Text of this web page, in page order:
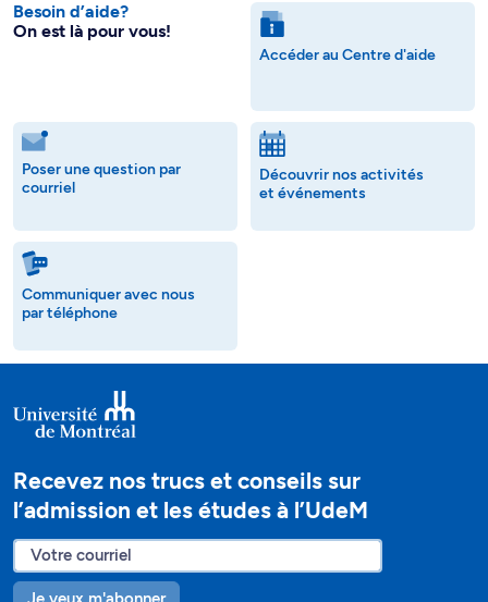
Besoin d’aide?
On est là pour vous!
Accéder au Centre d'aide
Poser une question par
courriel
Découvrir nos activités
et événements
Communiquer avec nous
par téléphone
Recevez nos trucs et conseils sur
l’admission et les études à l’UdeM